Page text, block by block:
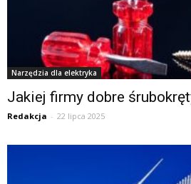
Narzędzia dla elektryka
Jakiej firmy dobre
Redakcja - 22 lipca 2025